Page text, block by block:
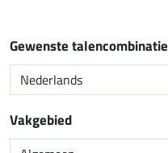
Gewenste talencombinatie
Vakgebied